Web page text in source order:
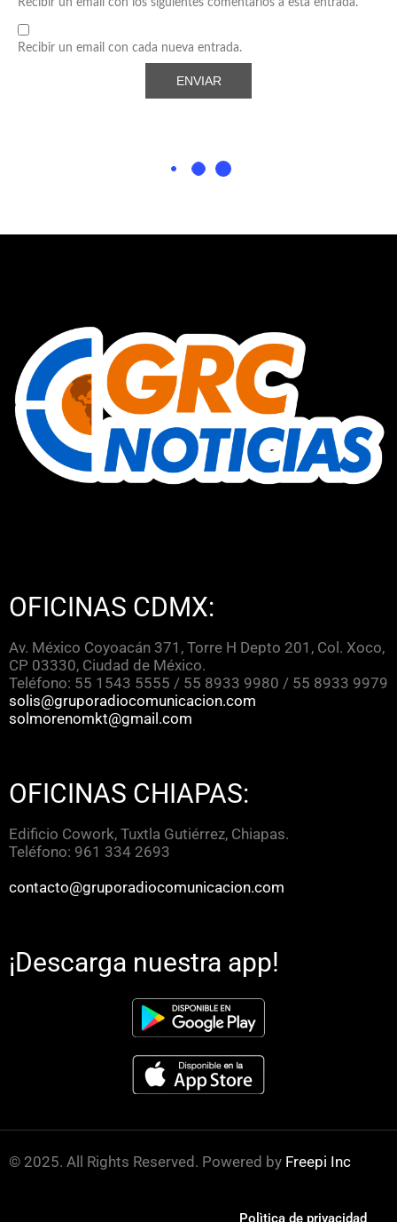
Recibir un email con los siguientes comentarios a esta entrada.
Recibir un email con cada nueva entrada.
OFICINAS CDMX:
Av. México Coyoacán 371, Torre H Depto 201, Col. Xoco,
CP 03330, Ciudad de México.
Teléfono: 55 1543 5555 / 55 8933 9980 / 55 8933 9979
solis@gruporadiocomunicacion.com
solmorenomkt@gmail.com
OFICINAS CHIAPAS:
Edificio Cowork, Tuxtla Gutiérrez, Chiapas.
Teléfono: 961 334 2693
contacto@gruporadiocomunicacion.com
¡Descarga nuestra app!
© 2025. All Rights Reserved. Powered by Freepi Inc
Polìtica de privacidad